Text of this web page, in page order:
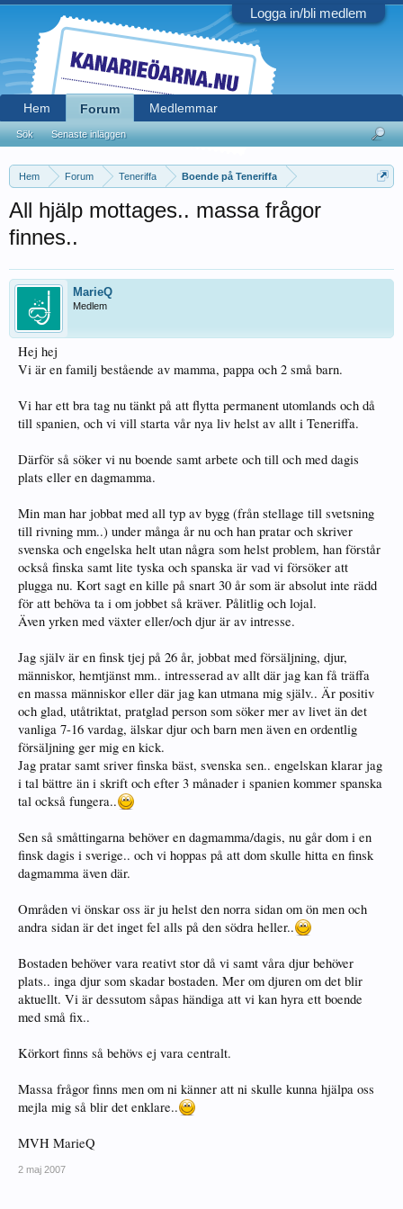
Logga in/bli medlem
Hem Forum Teneriffa Boende på Teneriffa
All hjälp mottages.. massa frågor
finnes..
MarieQ
Medlem
Hej hej
Vi är en familj bestående av mamma, pappa och 2 små barn.
Vi har ett bra tag nu tänkt på att flytta permanent utomlands och då
till spanien, och vi vill starta vår nya liv helst av allt i Teneriffa.
Därför så söker vi nu boende samt arbete och till och med dagis
plats eller en dagmamma.
Min man har jobbat med all typ av bygg (från stellage till svetsning
till rivning mm..) under många år nu och han pratar och skriver
svenska och engelska helt utan några som helst problem, han förstår
också finska samt lite tyska och spanska är vad vi försöker att
plugga nu. Kort sagt en kille på snart 30 år som är absolut inte rädd
för att behöva ta i om jobbet så kräver. Pålitlig och lojal.
Även yrken med växter eller/och djur är av intresse.
Jag själv är en finsk tjej på 26 år, jobbat med försäljning, djur,
människor, hemtjänst mm.. intresserad av allt där jag kan få träffa
en massa människor eller där jag kan utmana mig själv.. Är positiv
och glad, utåtriktat, pratglad person som söker mer av livet än det
vanliga 7-16 vardag, älskar djur och barn men även en ordentlig
försäljning ger mig en kick.
Jag pratar samt sriver finska bäst, svenska sen.. engelskan klarar jag
i tal bättre än i skrift och efter 3 månader i spanien kommer spanska
tal också fungera..
Sen så småttingarna behöver en dagmamma/dagis, nu går dom i en
finsk dagis i sverige.. och vi hoppas på att dom skulle hitta en finsk
dagmamma även där.
Områden vi önskar oss är ju helst den norra sidan om ön men och
andra sidan är det inget fel alls på den södra heller..
Bostaden behöver vara reativt stor då vi samt våra djur behöver
plats.. inga djur som skadar bostaden. Mer om djuren om det blir
aktuellt. Vi är dessutom såpas händiga att vi kan hyra ett boende
med små fix..
Körkort finns så behövs ej vara centralt.
Massa frågor finns men om ni känner att ni skulle kunna hjälpa oss
mejla mig så blir det enklare..
MVH MarieQ
2 maj 2007
Hem Forum
Sök Senaste inläggen
Medlemmar